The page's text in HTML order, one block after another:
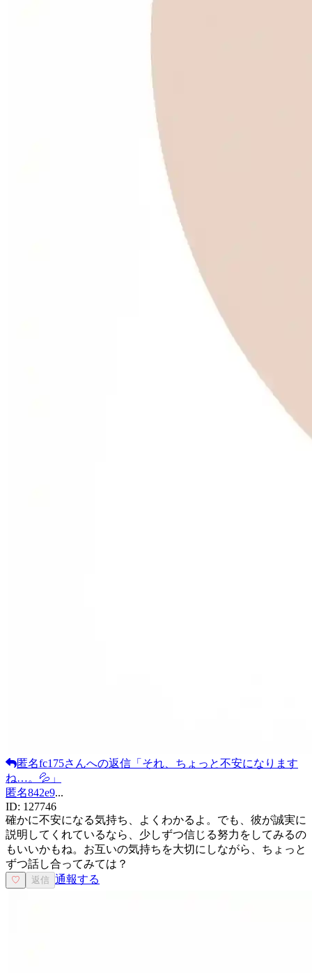
匿名fc175さんへの返信 「 それ、ちょっと不安になります
ね…。💦 」
匿名842e9...
ID: 127746
確かに不安になる気持ち、よくわかるよ。でも、彼が誠実に
説明してくれているなら、少しずつ信じる努力をしてみるの
もいいかもね。お互いの気持ちを大切にしながら、ちょっと
ずつ話し合ってみては？
♡ 返信 通報する